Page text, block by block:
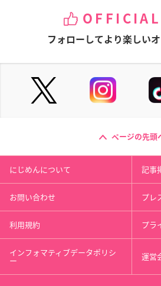
フォローしてより楽しい
ページの先頭
にじめんについて 記事
お問い合わせ プレ
利用規約 プラ
インフォマティブデータポリシ
ー 運営